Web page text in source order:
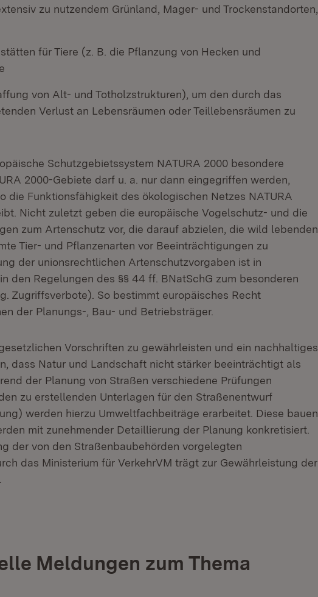
zu nutzendem Grünland, Mager- und Trockenstandorten,
für Tiere (z. B. die Pflanzung von Hecken und
von Alt- und Totholzstrukturen), um den durch das
Verlust an Lebensräumen oder Teillebensräumen zu
Schutzgebietssystem NATURA 2000 besondere
2000-Gebiete darf u. a. nur dann eingegriffen werden,
die Funktionsfähigkeit des ökologischen Netzes NATURA
Nicht zuletzt geben die europäische Vogelschutz- und die
zum Artenschutz vor, die darauf abzielen, die wild lebenden
Tier- und Pflanzenarten vor Beeinträchtigungen zu
der unionsrechtlichen Artenschutzvorgaben ist in
den Regelungen des §§ 44 ff. BNatSchG zum besonderen
Zugriffsverbote). So bestimmt europäisches Recht
der Planungs-, Bau- und Betriebsträger.
Vorschriften zu gewährleisten und ein nachhaltiges
dass Natur und Landschaft nicht stärker beeinträchtigt als
der Planung von Straßen verschiedene Prüfungen
zu erstellenden Unterlagen für den Straßenentwurf
werden hierzu Umweltfachbeiträge erarbeitet. Diese bauen
mit zunehmender Detaillierung der Planung konkretisiert.
der von den Straßenbaubehörden vorgelegten
das Ministerium für VerkehrVM trägt zur Gewährleistung der
Meldungen zum Thema